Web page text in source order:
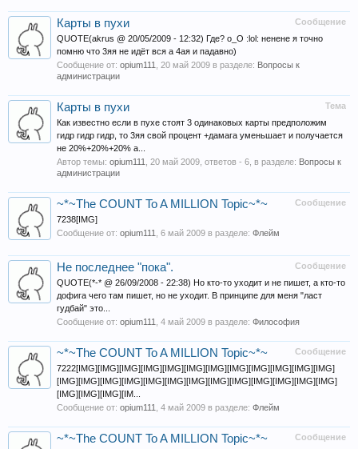
Сообщение
Карты в пухи
QUOTE(akrus @ 20/05/2009 - 12:32) Где? o_O :lol: ненене я точно
помню что 3яя не идёт вся а 4ая и падавно)
Сообщение от: opium111 20 май 2009 в разделе: Вопросы к
администрации
Тема
Карты в пухи
Как известно если в пухе стоят 3 одинаковых карты предположим
гидр гидр гидр, то 3яя свой процент +дамага уменьшает и получается
не 20%+20%+20% а...
Автор темы: opium111 20 май 2009 , ответов - 6, в разделе: Вопросы к
администрации
Сообщение
~*~The COUNT To A MILLION Topic~*~
7238[IMG]
Сообщение от: opium111 6 май 2009 в разделе: Флейм
Сообщение
Не последнее "пока".
QUOTE(*-* @ 26/09/2008 - 22:38) Но кто-то уходит и не пишет, а кто-то
дофига чего там пишет, но не уходит. В принципе для меня "ласт
гудбай" это...
Сообщение от: opium111 4 май 2009 в разделе: Философия
Сообщение
~*~The COUNT To A MILLION Topic~*~
7222[IMG][IMG][IMG][IMG][IMG][IMG][IMG][IMG][IMG][IMG][IMG][IMG]
[IMG][IMG][IMG][IMG][IMG][IMG][IMG][IMG][IMG][IMG][IMG][IMG][IMG]
[IMG][IMG][IMG][IM...
Сообщение от: opium111 4 май 2009 в разделе: Флейм
Сообщение
~*~The COUNT To A MILLION Topic~*~